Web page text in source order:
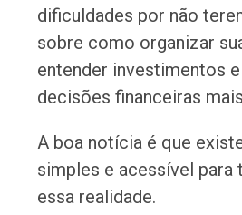
dificuldades por não
sobre como organizar
entender investimentos
decisões financeiras
A boa notícia é que
simples e acessível para
essa realidade.